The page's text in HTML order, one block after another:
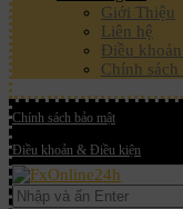
Giới Thiệu
Liên hệ
Điều
Chính sách
Chính sách bảo mật
Điều khoản & Điều kiện